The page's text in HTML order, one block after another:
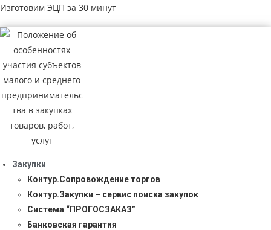
Изготовим ЭЦП за 30 минут
Закупки
Контур.Сопровождение торгов
Контур.Закупки – сервис поиска закупок
Система “ПРОГОСЗАКАЗ”
Банковская гарантия